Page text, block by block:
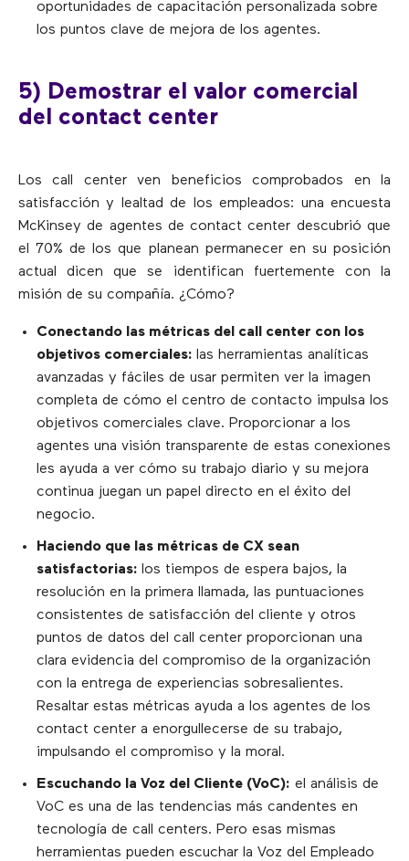
oportunidades de capacitación personalizada sobre
los puntos clave de mejora de los agentes.
5) Demostrar el valor comercial
del contact center
Los call center ven beneficios comprobados en la
satisfacción y lealtad de los empleados: una encuesta
McKinsey de agentes de contact center descubrió que
el 70% de los que planean permanecer en su posición
actual dicen que se identifican fuertemente con la
misión de su compañía. ¿Cómo?
Conectando las métricas del call center con los
objetivos comerciales: las herramientas analíticas
avanzadas y fáciles de usar permiten ver la imagen
completa de cómo el centro de contacto impulsa los
objetivos comerciales clave. Proporcionar a los
agentes una visión transparente de estas conexiones
les ayuda a ver cómo su trabajo diario y su mejora
continua juegan un papel directo en el éxito del
negocio.
Haciendo que las métricas de CX sean
satisfactorias: los tiempos de espera bajos, la
resolución en la primera llamada, las puntuaciones
consistentes de satisfacción del cliente y otros
puntos de datos del call center proporcionan una
clara evidencia del compromiso de la organización
con la entrega de experiencias sobresalientes.
Resaltar estas métricas ayuda a los agentes de los
contact center a enorgullecerse de su trabajo,
impulsando el compromiso y la moral.
Escuchando la Voz del Cliente (VoC): el análisis de
VoC es una de las tendencias más candentes en
tecnología de call centers. Pero esas mismas
herramientas pueden escuchar la Voz del Empleado